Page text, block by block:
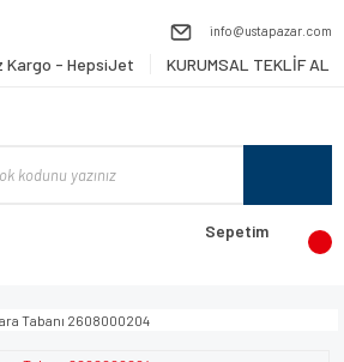
info@ustapazar.com
Kargo - HepsiJet KURUMSAL TEKLİF AL
Sepetim